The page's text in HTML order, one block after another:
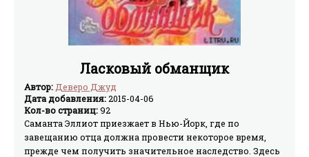
Ласковый обманщик
Автор: Деверо Джуд
Дата добавления:2015-04-06
Кол-во страниц:92
Саманта Эллиот приезжает в Нью-Йорк, где по
завещанию отца должна провести некоторое время,
прежде чем получить значительное наследство. Здесь